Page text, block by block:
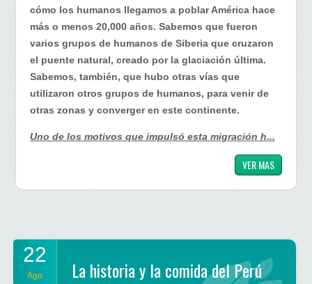
cómo los humanos llegamos a poblar América hace
más o menos 20,000 años. Sabemos que fueron
varios grupos de humanos de Siberia que cruzaron
el puente natural, creado por la glaciación última.
Sabemos, también, que hubo otras vías que
utilizaron otros grupos de humanos, para venir de
otras zonas y converger en este continente.
Uno de los motivos que impulsó esta migración h...
VER MAS
22
Ago La historia y la comida del Perú